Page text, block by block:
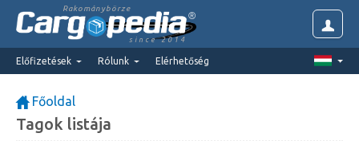
Rakománybörze
since 2014
Előfizetések Rólunk Elérhetőség
Főoldal
Tagok listája